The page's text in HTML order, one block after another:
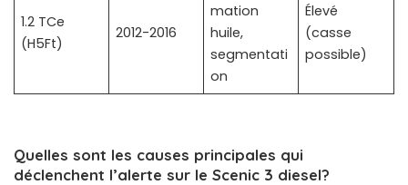
1.2 TCe
(H5Ft)
2012-2016
mation
huile,
segmentati
on
Élevé
(casse
possible)
Quelles sont les causes principales qui
déclenchent l’alerte sur le Scenic 3 diesel?